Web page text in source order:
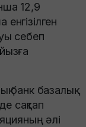
12,9
себеп
банк базалық
сақтап
әлі